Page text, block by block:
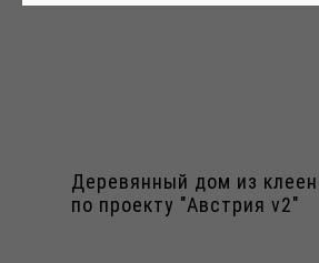
Деревянный дом из
по проекту "Австрия v2"